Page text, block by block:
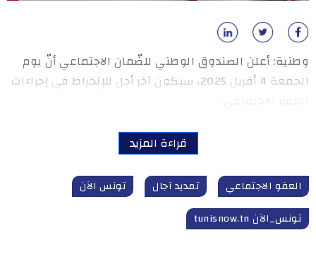
وطنية: أعلن الصندوق الوطني للضّمان الاجتماعي أنّ يوم
الجمعة 4 أفريل 2025، سيكون آخر أجل للإنخراط في إجراءات
قراءة المزيد
العفو الاجتماعي تمديد آجال
تونس الآن
تونس_الآن tunisnow.tn